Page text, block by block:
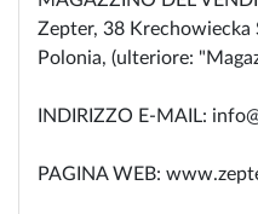
Zepter, 38 Krechowiecka
Polonia, (ulteriore:
INDIRIZZO E-MAIL:
PAGINA WEB: